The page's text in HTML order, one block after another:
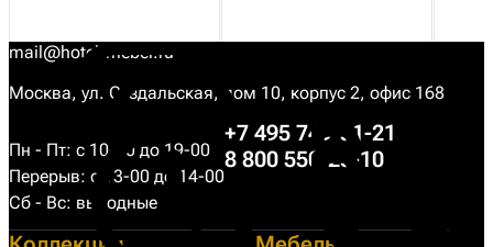
mail@hotel-mebel.ru
Москва, ул. Суздальская, дом 10, корпус 2, офис 168
Пн - Пт: с 10-00 до 19-00
Перерыв: с 13-00 до 14-00
Сб - Вс: выходные
+7 495 749-31-21
8 800 550-25-10